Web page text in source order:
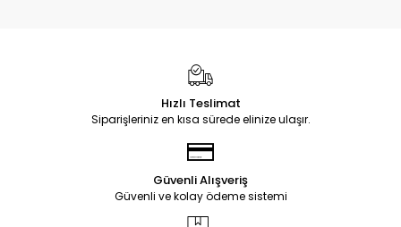
Hızlı Teslimat
Siparişleriniz en kısa sürede elinize ulaşır.
Güvenli Alışveriş
Güvenli ve kolay ödeme sistemi